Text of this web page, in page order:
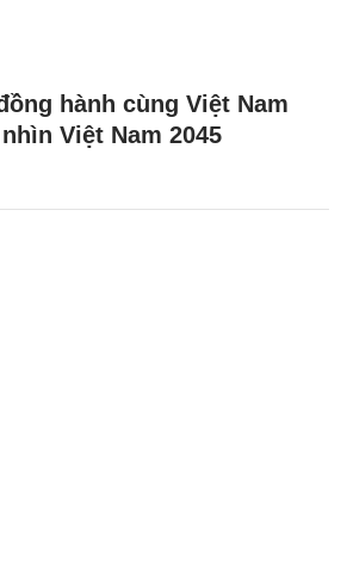
hành cùng Việt Nam
Việt Nam 2045